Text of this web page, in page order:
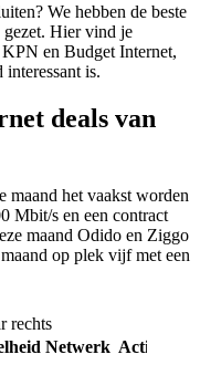
We hebben de beste
Hier vind je
en Budget Internet,
is.
deals van
maand het vaakst worden
Mbit/s en een contract
maand Odido en Ziggo
op plek vijf met een
rechts
Netwerk Actie